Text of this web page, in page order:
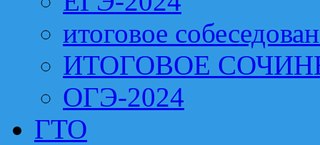
итоговое
ИТОГОВОЕ
ОГЭ-2024
ГТО